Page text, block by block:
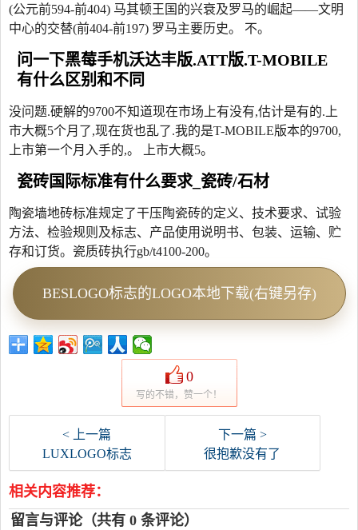
(公元前594-前404) 马其顿王国的兴衰及罗马的崛起——文明
中心的交替(前404-前197) 罗马主要历史。 不。
问一下黑莓手机沃达丰版.ATT版.T-MOBILE
有什么区别和不同
没问题.硬解的9700不知道现在市场上有没有,估计是有的.上
市大概5个月了,现在货也乱了.我的是T-MOBILE版本的9700,
上市第一个月入手的,。 上市大概5。
瓷砖国际标准有什么要求_瓷砖/石材
陶瓷墙地砖标准规定了干压陶瓷砖的定义、技术要求、试验
方法、检验规则及标志、产品使用说明书、包装、运输、贮
存和订货。瓷质砖执行gb/t4100‐200。
BESLOGO标志的LOGO本地下载(右键另存)
0
写的不错，赞一个！
< 上一篇
LUXLOGO标志
下一篇 >
很抱歉没有了
相关内容推荐：
留言与评论（共有 0 条评论）